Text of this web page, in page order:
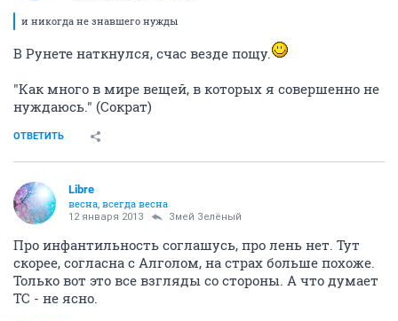
и никогда не знавшего нужды
В Рунете наткнулся, счас везде пощу.
"Как много в мире вещей, в которых я совершенно не
нуждаюсь." (Сократ)
ОТВЕТИТЬ
Libre
весна, всегда весна
12 января 2013 Змей Зелёный
Про инфантильность соглашусь, про лень нет. Тут
скорее, согласна с Алголом, на страх больше похоже.
Только вот это все взгляды со стороны. А что думает
ТС - не ясно.